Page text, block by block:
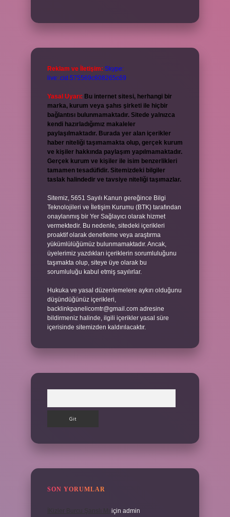
Reklam ve İletişim: Skype:
live:.cid.575569c608265c69
Yasal Uyarı: Bu internet sitesi, herhangi bir
marka, kurum veya şahıs şirketi ile hiçbir
bağlantısı bulunmamaktadır. Sitede yalnızca
kendi hazırladığımız makaleler
paylaşılmaktadır. Burada yer alan içerikler
haber niteliği taşımamakta olup, gerçek kurum
ve kişiler hakkında paylaşım yapılmamaktadır.
Gerçek kurum ve kişiler ile isim benzerlikleri
tamamen tesadüfidir. Sitemizdeki bilgiler
taslak halindedir ve tavsiye niteliği taşımazlar.
Sitemiz, 5651 Sayılı Kanun gereğince Bilgi
Teknolojileri ve İletişim Kurumu (BTK) tarafından
onaylanmış bir Yer Sağlayıcı olarak hizmet
vermektedir. Bu nedenle, sitedeki içerikleri
proaktif olarak denetleme veya araştırma
yükümlülüğümüz bulunmamaktadır. Ancak,
üyelerimiz yazdıkları içeriklerin sorumluluğunu
taşımakta olup, siteye üye olarak bu
sorumluluğu kabul etmiş sayılırlar.
Hukuka ve yasal düzenlemelere aykırı olduğunu
düşündüğünüz içerikleri,
backlinkpanelicomtr@gmail.com adresine
bildirmeniz halinde, ilgili içerikler yasal süre
içerisinde sitemizden kaldırılacaktır.
SON YORUMLAR
için admin